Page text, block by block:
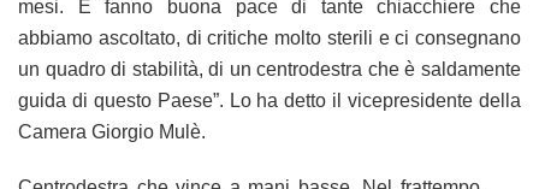
mesi. E fanno buona pace di tante chiacchiere che
abbiamo ascoltato, di critiche molto sterili e ci consegnano
un quadro di stabilità, di un centrodestra che è saldamente
guida di questo Paese”. Lo ha detto il vicepresidente della
Camera Giorgio Mulè.